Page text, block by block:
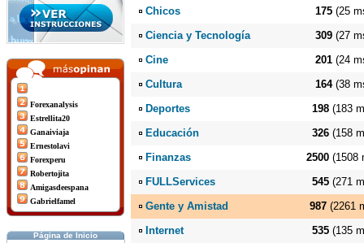
Forexanalysis
Estrellita20
Ganaiviaja
Ernestolavi
Forexperu
Robertojita
Amigasdeespana
Gabrielfamel
Página de Inicio
Chicos
175(25
Ciencia y Tecnología
309(27
Cine
201(24
Cultura
164(38
Deportes
198 (183
Educación
326 (158
Finanzas
2500 (1508
FULLServices
545 (271
Gente y Amistad
987(2261
Internet
535 (135